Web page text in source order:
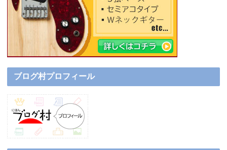
ブログ村プロフィール